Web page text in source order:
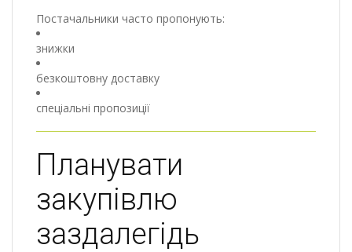
Постачальники часто пропонують:
знижки
безкоштовну доставку
спеціальні пропозиції
Планувати
закупівлю
заздалегідь